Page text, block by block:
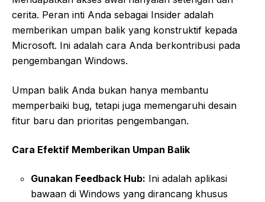
cerita. Peran inti Anda sebagai Insider adalah
memberikan umpan balik yang konstruktif kepada
Microsoft. Ini adalah cara Anda berkontribusi pada
pengembangan Windows.
Umpan balik Anda bukan hanya membantu
memperbaiki bug, tetapi juga memengaruhi desain
fitur baru dan prioritas pengembangan.
Cara Efektif Memberikan Umpan Balik
Gunakan Feedback Hub: Ini adalah aplikasi
bawaan di Windows yang dirancang khusus